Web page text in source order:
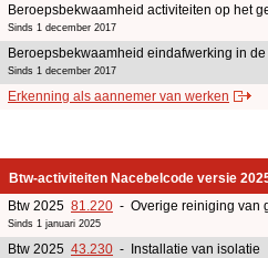
Beroepsbekwaamheid activiteiten op het
Sinds 1 december 2017
Beroepsbekwaamheid eindafwerking in
Sinds 1 december 2017
Erkenning als aannemer van werken
Btw-activiteiten Nacebelcode versie
Btw 2025 81.220 - Overige reiniging van
Sinds 1 januari 2025
Btw 2025 43.230 - Installatie van isolatie